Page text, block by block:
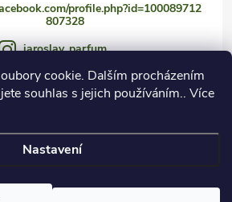
cookie. Dalším procházením
souhlas s jejich používáním.. Více
Nastavení
profile.php?id=100089712
807328
jaroslav_parfum
733147470
@jaroslav_parfum
Fragrance Club. Všechna práva vyhrazena.